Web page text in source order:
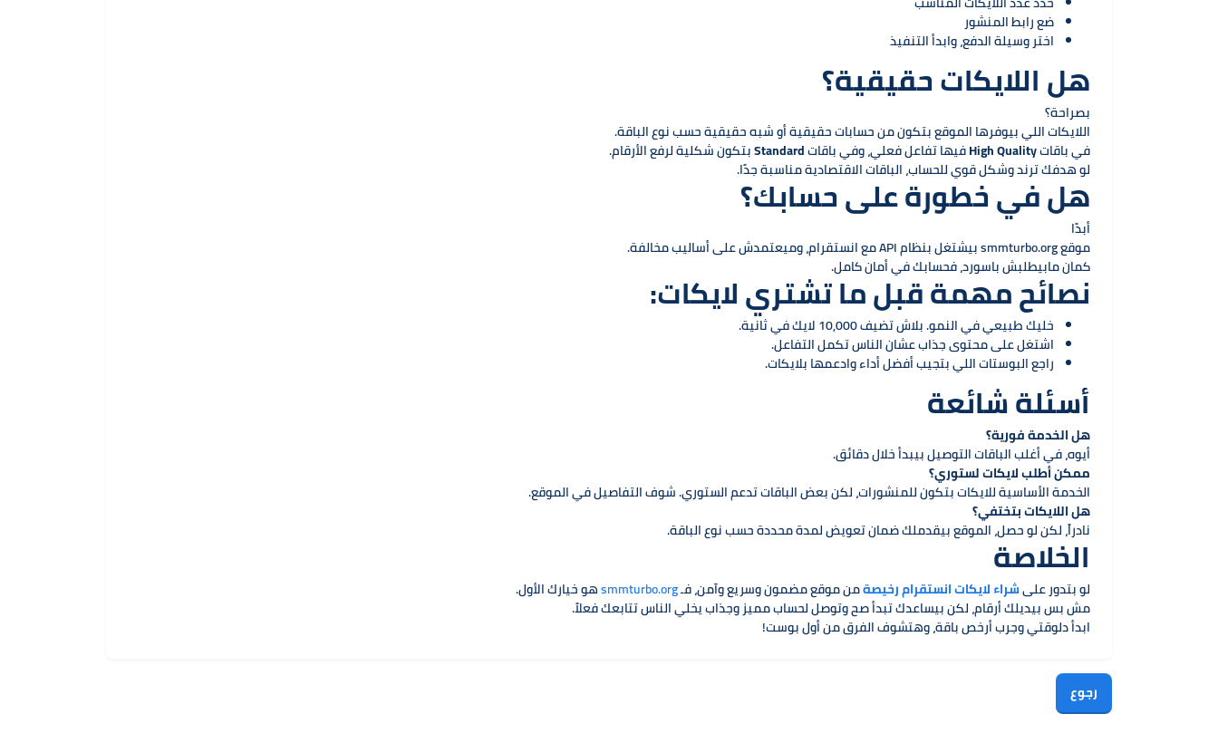
ضع رابط المنشور
اختر وسيلة الدفع، وابدأ التنفيذ
هل اللايكات حقيقية؟
بصراحة؟
اللايكات اللي بيوفرها الموقع بتكون من حسابات حقيقية أو شبه حقيقية حسب نوع الباقة.
في باقاتHigh Qualityفيها تفاعل فعلي، وفي باقاتStandardبتكون شكلية لرفع الأرقام.
لو هدفك ترند وشكل قوي للحساب، الباقات الاقتصادية مناسبة جدًا.
هل في خطورة على حسابك؟
أبدًا
موقع smmturbo.org بيشتغل بنظام API مع انستقرام، وميعتمدش على أساليب مخالفة.
كمان مابيطلبش باسورد، فحسابك في أمان كامل.
نصائح مهمة قبل ما تشتري لايكات:
خليك طبيعي في النمو. بلاش تضيف 10,000 لايك في ثانية.
اشتغل على محتوى جذاب عشان الناس تكمل التفاعل.
راجع البوستات اللي بتجيب أفضل أداء وادعمها بلايكات.
أسئلة شائعة
هل الخدمة فورية؟
أيوه، في أغلب الباقات التوصيل بيبدأ خلال دقائق.
ممكن أطلب لايكات لستوري؟
الخدمة الأساسية للايكات بتكون للمنشورات، لكن بعض الباقات تدعم الستوري. شوف التفاصيل في الموقع.
هل اللايكات بتختفي؟
نادراً، لكن لو حصل، الموقع بيقدملك ضمان تعويض لمدة محددة حسب نوع الباقة.
الخلاصة
لو بتدور علىشراء لايكات انستقرام رخيصةمن موقع مضمون وسريع وآمن، فـsmmturbo.orgهو خيارك الأول.
مش بس بيديلك أرقام، لكن بيساعدك تبدأ صح وتوصل لحساب مميز وجذاب يخلي الناس تتابعك فعلاً.
ابدأ دلوقتي وجرب أرخص باقة، وهتشوف الفرق من أول بوست!
رجوع